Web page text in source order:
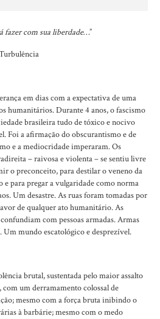
fazer com sua liberdade…”
em dias com a expectativa de uma
humanitários. Durante 4 anos, o fascismo
brasileira tudo de tóxico e nocivo
Foi a afirmação do obscurantismo e de
e a mediocridade imperaram. Os
– raivosa e violenta – se sentiu livre
o preconceito, para destilar o veneno da
para pregar a vulgaridade como norma
Um desastre. As ruas foram tomadas por
de qualquer ato humanitário. As
com pessoas armadas. Armas
Um mundo escatológico e desprezível.
brutal, sustentada pelo maior assalto
um derramamento colossal de
mesmo com a força bruta inibindo o
à barbárie; mesmo com o medo